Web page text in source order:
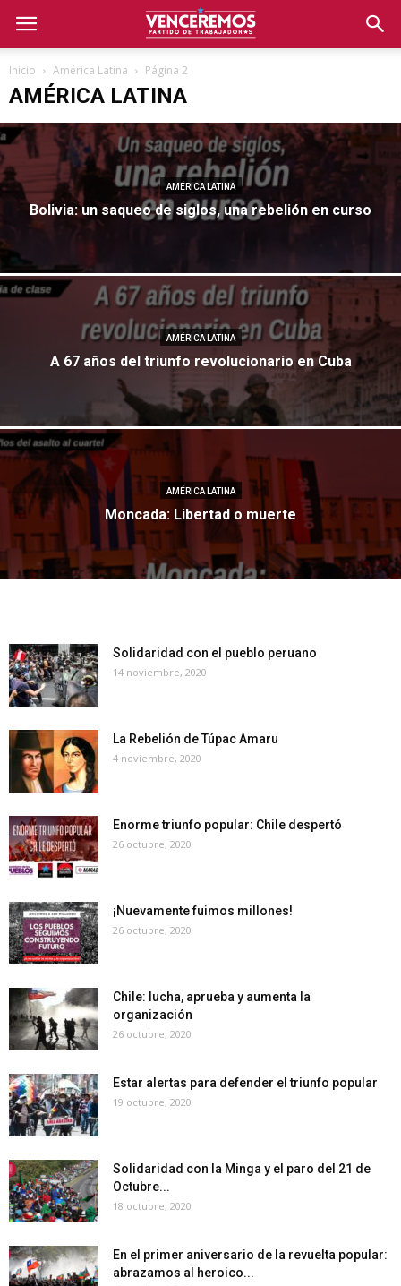
Inicio América Latina Página 2
AMÉRICA LATINA
AMÉRICA LATINA
Bolivia: un saqueo de siglos, una rebelión en curso
AMÉRICA LATINA
A 67 años del triunfo revolucionario en Cuba
AMÉRICA LATINA
Moncada: Libertad o muerte
Solidaridad con el pueblo peruano
14 noviembre, 2020
La Rebelión de Túpac Amaru
4 noviembre, 2020
Enorme triunfo popular: Chile despertó
26 octubre, 2020
¡Nuevamente fuimos millones!
26 octubre, 2020
Chile: lucha, aprueba y aumenta la
organización
26 octubre, 2020
Estar alertas para defender el triunfo popular
19 octubre, 2020
Solidaridad con la Minga y el paro del 21 de
Octubre...
18 octubre, 2020
En el primer aniversario de la revuelta popular:
abrazamos al heroico...